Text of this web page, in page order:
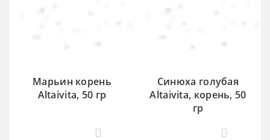
Марьин корень
Altaivita, 50 гр
Синюха голубая
Altaivita, корень, 50
гр
10